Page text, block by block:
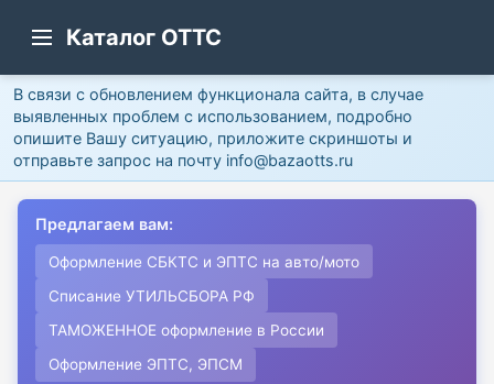
Каталог ОТТС
В связи с обновлением функционала сайта, в случае
выявленных проблем с использованием, подробно
опишите Вашу ситуацию, приложите скриншоты и
отправьте запрос на почту info@bazaotts.ru
Предлагаем вам:
Оформление СБКТС и ЭПТС на авто/мото
Списание УТИЛЬСБОРА РФ
ТАМОЖЕННОЕ оформление в России
Оформление ЭПТС, ЭПСМ